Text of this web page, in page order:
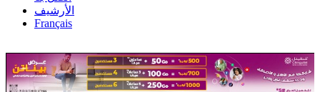
الأرشيف
Français